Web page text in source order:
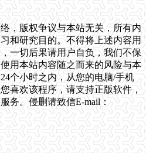
，版权争议与本站无关，所有内
和研究目的。不得将上述内容用
一切后果请用户自负，我们不保
用本站内容随之而来的风险与本
个小时之内，从您的电脑/手机
喜欢该程序，请支持正版软件，
务。侵删请致信E-mail：